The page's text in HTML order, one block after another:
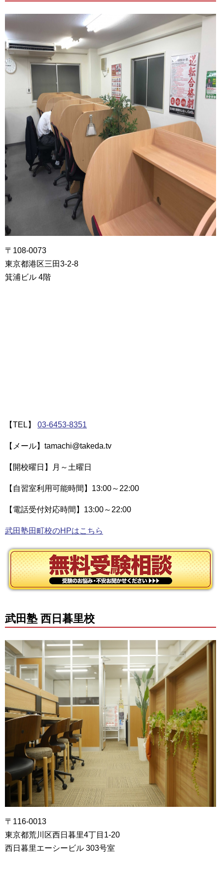
〒108-0073
東京都港区三田3-2-8
箕浦ビル 4階
【TEL】 03-6453-8351
【メール】tamachi@takeda.tv
【開校曜日】月～土曜日
【自習室利用可能時間】13:00～22:00
【電話受付対応時間】13:00～22:00
武田塾田町校のHPはこちら
武田塾 西日暮里校
〒116-0013
東京都荒川区西日暮里4丁目1-20
西日暮里エーシービル 303号室